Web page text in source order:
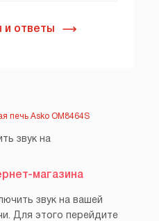
печь Asko OM8464S
звук на
магазина
звук на вашей
Для этого перейдите
и ответы